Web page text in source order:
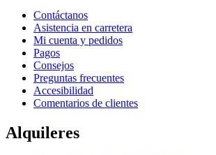
Contáctanos
Asistencia en carretera
Mi cuenta y pedidos
Pagos
Consejos
Preguntas frecuentes
Accesibilidad
Comentarios de clientes
Alquileres